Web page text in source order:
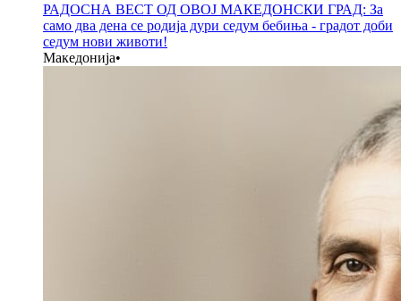
РАДОСНА ВЕСТ ОД ОВОЈ МАКЕДОНСКИ ГРАД: За
само два дена се родија дури седум бебиња - градот доби
седум нови животи!
Македонија•